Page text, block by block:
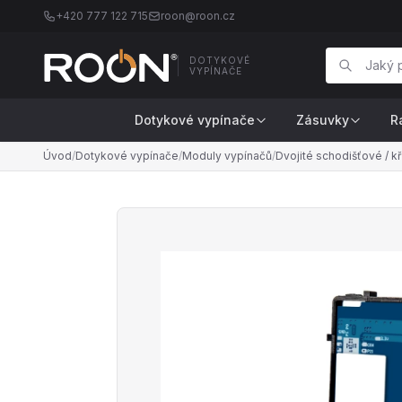
+420 777 122 715 roon@roon.cz
DOTYKOVÉ
VYPÍNAČE
Dotykové vypínače Zásuvky
Úvod/Dotykové vypínače/Moduly vypínačů/